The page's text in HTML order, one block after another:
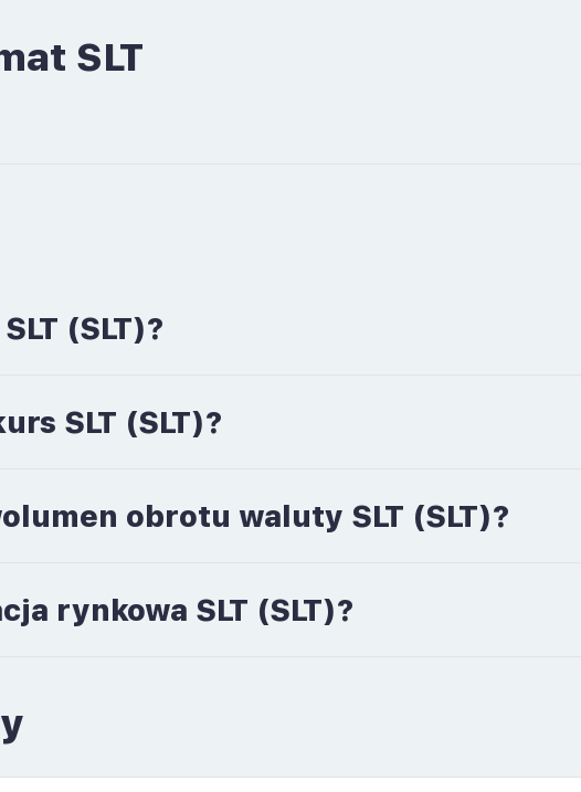
SLT
(SLT)?
SLT (SLT)?
obrotu waluty SLT (SLT)?
rynkowa SLT (SLT)?